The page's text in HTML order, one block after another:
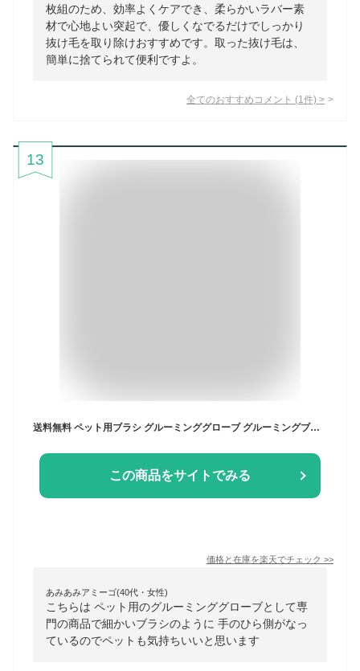
枚組のため、効率よくケアでき、柔らかいラバー素
材で心地よい突起で、優しくなでるだけでしっかり
抜け毛を取り除けおすすめです。取った抜け毛は、
簡単に捨てられて便利ですよ。
全てのおすすめコメント (1 件) >
13
送料無料 ペット用ブラシ グルーミンググローブ グルーミングブラシ 片手用 単品 犬 猫 手袋型ブラシ グルーミング手袋 ブラッシンググローブ ペット用品 抜け毛取り お手入れ 毛玉除去 抜け毛対策 右手用 左手用 ケア用品 いぬ イヌ ねこ ネコ ドッグ キャット
この商品をサイトでみる
価格と在庫を楽天でチェック >>
あみあみアミーゴ(40代・女性)
こちらは ペット用のグルーミンググローブとして専
門の商品で細かいブラシのように 手のひら側がなっ
ているのでペットも気持ちいいと思います